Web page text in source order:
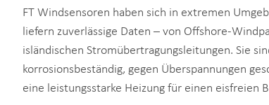
FT Windsensoren haben sich in extremen
liefern zuverlässige Daten – von Offshore-
isländischen Stromübertragungsleitungen. Sie
korrosionsbeständig, gegen Überspannungen
eine leistungsstarke Heizung für einen eisfreien